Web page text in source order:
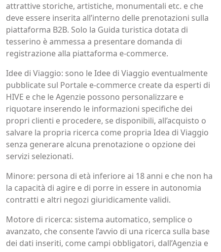
attrattive storiche, artistiche, monumentali etc. e che
deve essere inserita all’interno delle prenotazioni sulla
piattaforma B2B. Solo la Guida turistica dotata di
tesserino è ammessa a presentare domanda di
registrazione alla piattaforma e-commerce.
Idee di Viaggio: sono le Idee di Viaggio eventualmente
pubblicate sul Portale e-commerce create da esperti di
HIVE e che le Agenzie possono personalizzare e
riquotare inserendo le informazioni specifiche dei
propri clienti e procedere, se disponibili, all’acquisto o
salvare la propria ricerca come propria Idea di Viaggio
senza generare alcuna prenotazione o opzione dei
servizi selezionati.
Minore: persona di età inferiore ai 18 anni e che non ha
la capacità di agire e di porre in essere in autonomia
contratti e altri negozi giuridicamente validi.
Motore di ricerca: sistema automatico, semplice o
avanzato, che consente l’avvio di una ricerca sulla base
dei dati inseriti, come campi obbligatori, dall’Agenzia e